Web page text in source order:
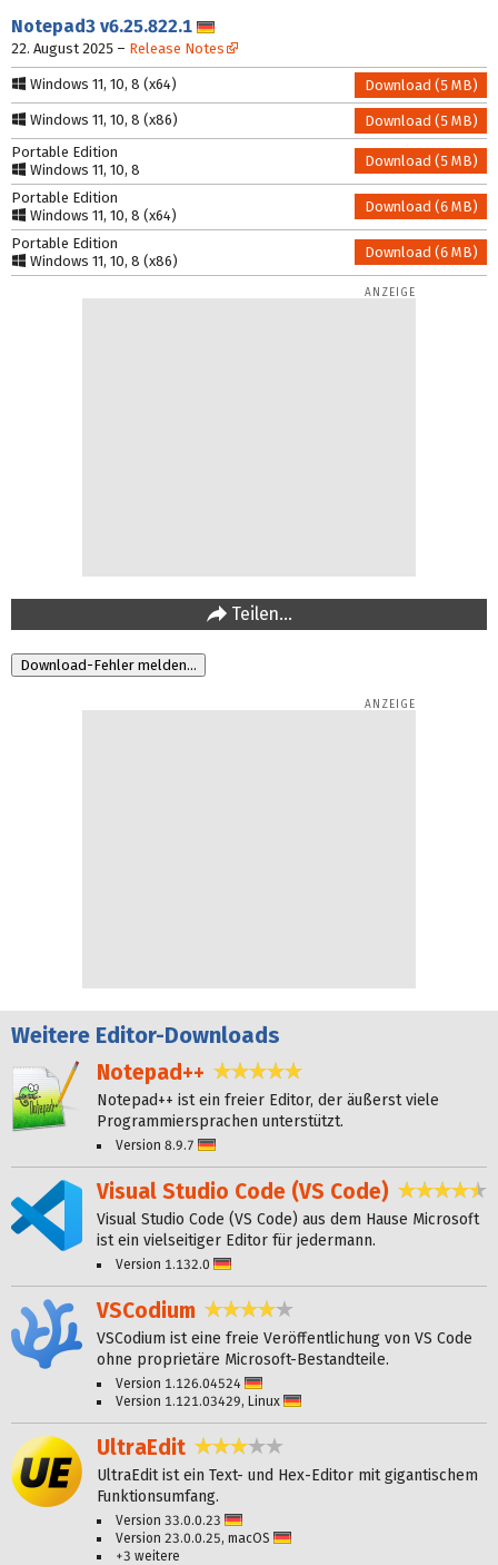
Notepad3 v6.25.822.1
22. August 2025 – Release Notes
Windows 11, 10, 8 (x64) Download (5 MB)
Windows 11, 10, 8 (x86)
Download (5 MB)
Portable Edition
Windows 11, 10, 8
Download (5 MB)
Portable Edition
Windows 11, 10, 8 (x64)
Download (6 MB)
Portable Edition
Windows 11, 10, 8 (x86)
Download (6 MB)
Teilen…
Weitere Editor-Downloads
Notepad++
Notepad++ ist ein freier Editor, der äußerst viele
Programmiersprachen unterstützt.
Version 8.9.7
Visual Studio Code (VS Code)
Visual Studio Code (VS Code) aus dem Hause Microsoft
ist ein vielseitiger Editor für jedermann.
Version 1.132.0
VSCodium 4,0 Sterne
VSCodium ist eine freie Veröffentlichung von VS Code
ohne proprietäre Microsoft-Bestandteile.
Version 1.126.04524
Version 1.121.03429, Linux
UltraEdit 2,8 Sterne
UltraEdit ist ein Text- und Hex-Editor mit gigantischem
Funktionsumfang.
Version 33.0.0.23
Version 23.0.0.25, macOS
+3 weitere